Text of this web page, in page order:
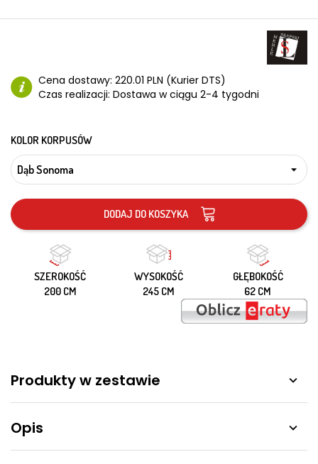
Cena dostawy: 220.01 PLN (Kurier DTS)
Czas realizacji: Dostawa w ciągu 2-4 tygodni
KOLOR KORPUSÓW
DODAJ DO KOSZYKA
SZEROKOŚĆ
200 CM
WYSOKOŚĆ
245 CM
GŁĘBOKOŚĆ
62 CM
Produkty w zestawie 
Opis 